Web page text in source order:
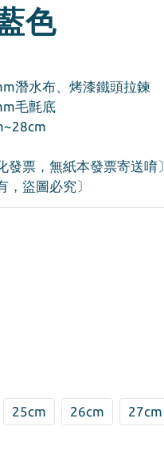
色
潛水布、烤漆鐵頭拉鍊
－10mm毛氈底
發票，無紙本發票寄送唷〕
，盜圖必究〕
25cm 26cm 27cm